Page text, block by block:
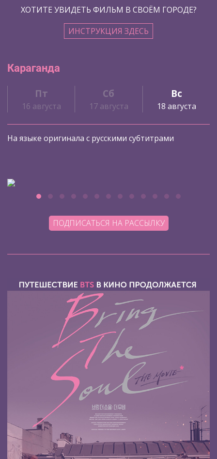
ХОТИТЕ УВИДЕТЬ ФИЛЬМ В СВОЁМ ГОРОДЕ?
ИНСТРУКЦИЯ ЗДЕСЬ
Караганда
Пт
16 августа
Сб
17 августа
Вс
18 августа
На языке оригинала с русскими субтитрами
ПОДПИСАТЬСЯ НА РАССЫЛКУ